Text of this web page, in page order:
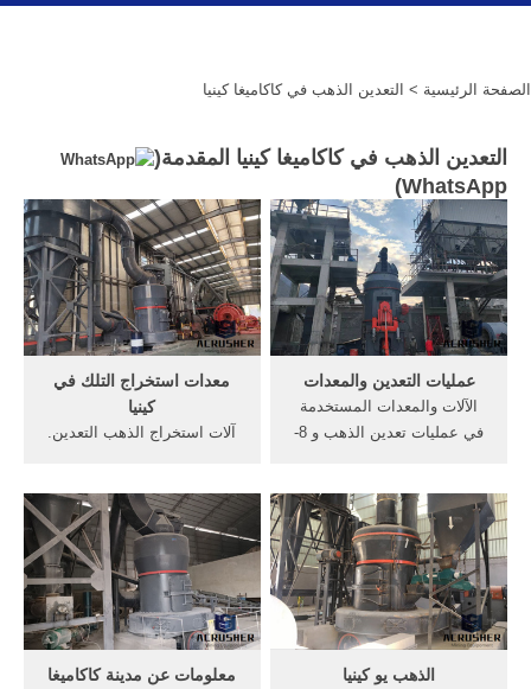
الصفحة الرئيسية > التعدين الذهب في كاكاميغا كينيا
التعدين الذهب في كاكاميغا كينيا المقدمة(
WhatsApp
)
معدات استخراج التلك في
كينيا
آلات استخراج الذهب التعدين.
التعدين في أستراليا الغربية
المنشأ في إنتاج مصنع التلك .
عمليات التعدين والمعدات
الآلات والمعدات المستخدمة
في عمليات تعدين الذهب و 8-
خلال تقديم ملخص لاهم
الطرائق المستخدمة حاليا في
استخراج الانواع المختلفة (كل
حسب ظروف ...
معلومات عن مدينة كاكاميغا
الذهب يو كينيا